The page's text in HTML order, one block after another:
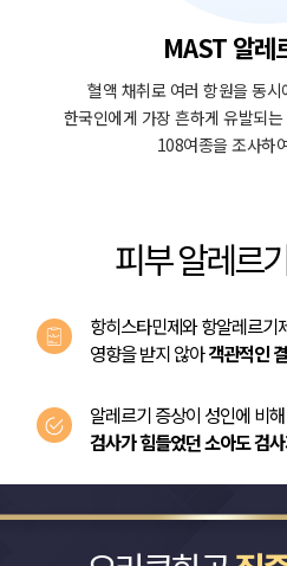
MAST 알레
혈액 채취로 여러 항원을 동
한국인에게 가장 흔하게 유발되
108여종을 조사하
피부 알레르
항히스타민제와 항알레르기
영향을 받지 않아객관적인
알레르기 증상이 성인에 비
검사가 힘들었던 소아도 검